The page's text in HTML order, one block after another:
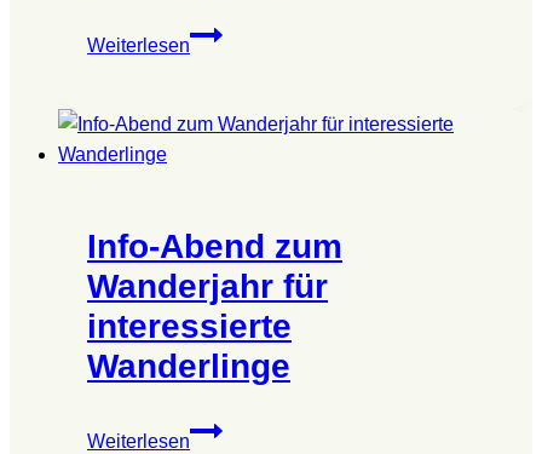
Weiterlesen
Info-
Wanderjahr
Info-Abend zum
Wanderjahr für
interessierte
Wanderlinge
Weiterlesen
Info-